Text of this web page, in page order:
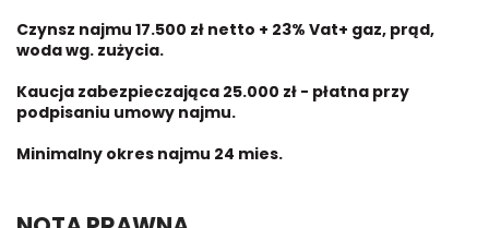
Czynsz najmu 17.500 zł netto + 23% Vat+ gaz, prąd,
woda wg. zużycia.
Kaucja zabezpieczająca 25.000 zł - płatna przy
podpisaniu umowy najmu.
Minimalny okres najmu 24 mies.